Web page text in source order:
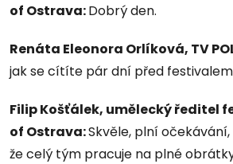
of Ostrava:Dobrý den.
Renáta Eleonora Orlíková, TV
jak se cítíte pár dní před
Filip Košťálek, umělecký ředitel
of Ostrava:Skvěle, plní
že celý tým pracuje na plné